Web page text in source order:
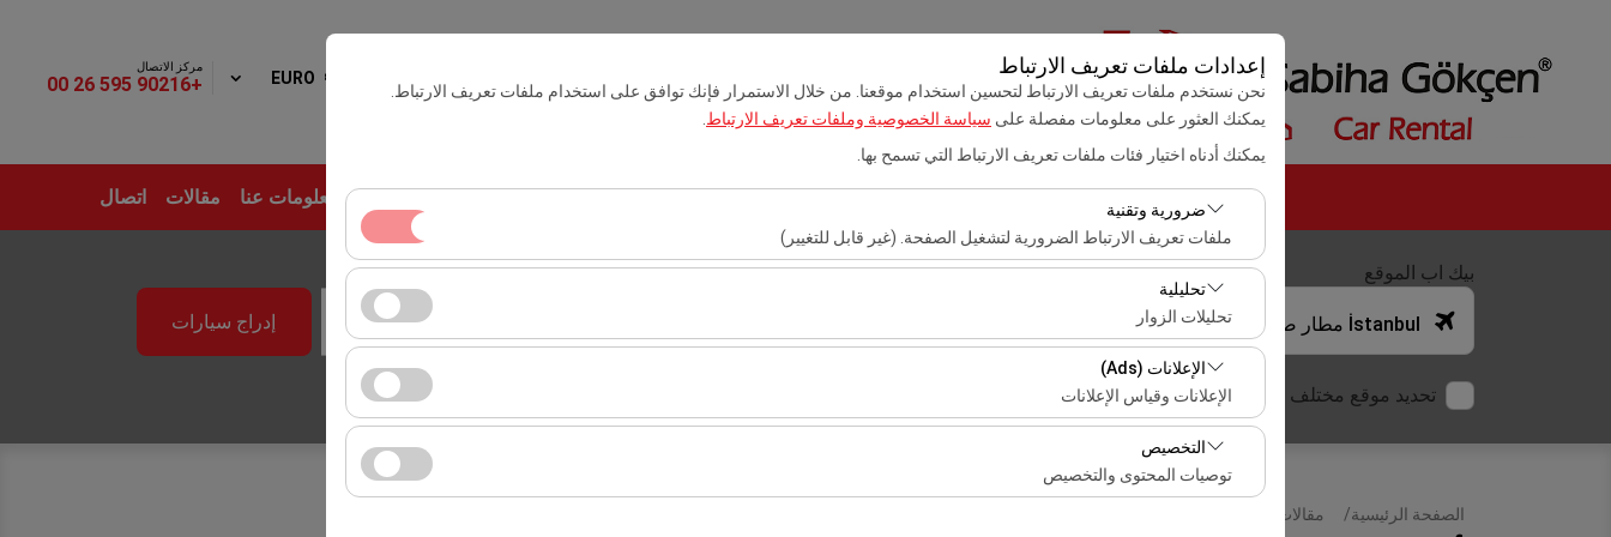
إعدادات ملفات تعريف الارتباط
نحن نستخدم ملفات تعريف الارتباط لتحسين استخدام موقعنا. من خلال الاستمرار فإنك توافق على استخدام ملفات تعريف الارتباط.
يمكنك العثور على معلومات مفصلة على سياسة الخصوصية وملفات تعريف الارتباط
يمكنك أدناه اختيار فئات ملفات تعريف الارتباط التي تسمح بها.
ضرورية وتقنية
ملفات تعريف الارتباط الضرورية لتشغيل الصفحة. (غير قابل للتغيير)
تعد ملفات تعريف الارتباط هذه ضرورية لعمل الموقع بشكل صحيح، والأمان، وإدارة الجلسات، والوظائف الأساسية. لا يمكن تعطيلها.
تحليلية
تحليلات الزوار
تتيح لنا ملفات تعريف الارتباط هذه تحليل كيفية استخدام موقعنا (عدد الزوار، الصفحات الأكثر زيارة، سلوك المستخدمين). تُستخدم
هذه البيانات لقياس أداء الموقع وتحسين تجربة المستخدم بشكل مستمر.
الإعلانات (Ads)
الإعلانات وقياس الإعلانات
تتيح لنا ملفات تعريف الارتباط هذه عرض إعلانات مخصصة تتناسب مع اهتماماتك وقياس فعالية حملاتنا الإعلانية (عدد مرات الظهور،
معدل النقر).
التخصيص
توصيات المحتوى والتخصيص
EURO
مركز الاتصال
+90216 595 26 00
الصفحة الرئيسية تأجير سيارات تأجير المواقع معلومات عنا مقالات اتصال
بيك اب الموقع
تحديد موقع مختلف الانزال
تاريخ الالتقاط والوقت تاريخ العودة والوقت
09:00 إدراج سيارات
الصفحة الرئيسية مقالات